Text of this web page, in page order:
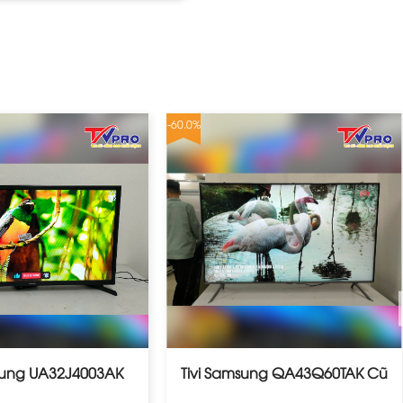
UA32J4003AK
-60.0%
Tivi Samsung QA43Q60TAK Cũ